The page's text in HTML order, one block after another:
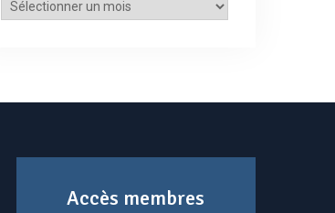
Archives
Accès membres